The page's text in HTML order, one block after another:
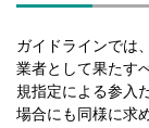
ガイドラインでは
業者として果たす
規指定による参入
場合にも同様に求